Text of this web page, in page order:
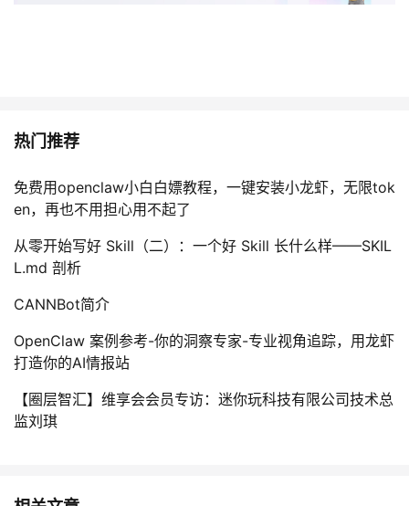
热门推荐
免费用openclaw小白白嫖教程，一键安装小龙虾，无限tok
en，再也不用担心用不起了
从零开始写好 Skill（二）：一个好 Skill 长什么样——SKIL
L.md 剖析
CANNBot简介
OpenClaw 案例参考-你的洞察专家-专业视角追踪，用龙虾
打造你的AI情报站
【圈层智汇】维享会会员专访：迷你玩科技有限公司技术总
监刘琪